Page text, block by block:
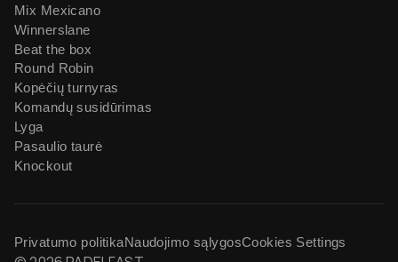
Mix Mexicano
Winnerslane
Beat the box
Round Robin
Kopėčių turnyras
Komandų susidūrimas
Lyga
Pasaulio taurė
Knockout
Privatumo politikaNaudojimo sąlygosCookies Settings